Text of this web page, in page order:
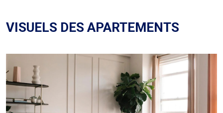
VISUELS DES APARTEMENTS